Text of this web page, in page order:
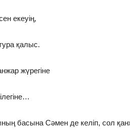
екеуің,
қалыс.
жүрегіне
басына Сәмен де келіп, сол